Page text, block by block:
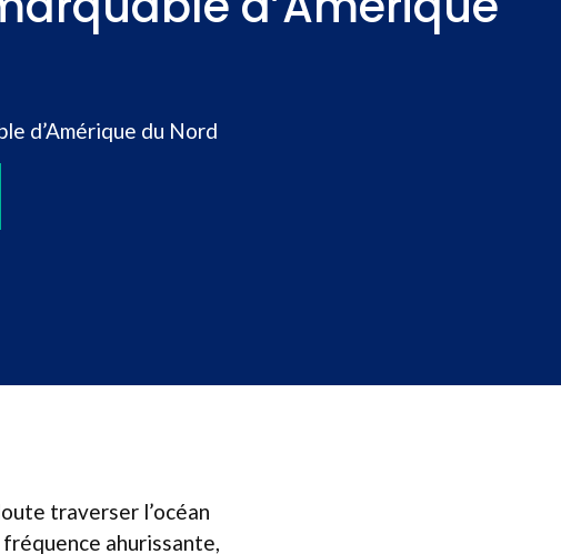
d’Amérique du Nord
traverser l’océan
ahurissante,